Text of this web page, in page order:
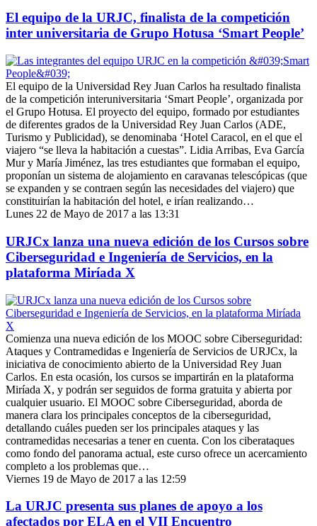
El equipo de la URJC, finalista de la competición
inter universitaria de Grupo Hotusa ‘Smart People’
El equipo de la Universidad Rey Juan Carlos ha resultado finalista
de la competición interuniversitaria ‘Smart People’, organizada por
el Grupo Hotusa. El proyecto del equipo, formado por estudiantes
de diferentes grados de la Universidad Rey Juan Carlos (ADE,
Turismo y Publicidad), se denominaba ‘Hotel Caracol, en el que el
viajero “se lleva la habitación a cuestas”. Lidia Arribas, Eva García
Mur y María Jiménez, las tres estudiantes que formaban el equipo,
proponían un sistema de alojamiento en caravanas telescópicas (que
se expanden y se contraen según las necesidades del viajero) que
constituirían la habitación del hotel, e irían realizando…
Lunes 22 de Mayo de 2017 a las 13:31
URJCx lanza una nueva edición de los Cursos sobre
Ciberseguridad e Ingeniería de Servicios, en la
plataforma Miríada X
Comienza una nueva edición de los MOOC sobre Ciberseguridad:
Ataques y Contramedidas e Ingeniería de Servicios de URJCx, la
iniciativa de conocimiento abierto de la Universidad Rey Juan
Carlos. En esta ocasión, los cursos se impartirán en la plataforma
Miríada X, y podrán ser seguidos de forma gratuita y abierta por
cualquier usuario. El MOOC sobre Ciberseguridad, aborda de
manera clara los principales conceptos de la ciberseguridad,
detallando cuáles pueden ser los principales ataques y las
contramedidas necesarias a tener en cuenta. Con los ciberataques
como fondo del panorama actual, este curso ofrece un acercamiento
completo a los problemas que…
Viernes 19 de Mayo de 2017 a las 12:59
La URJC presenta sus planes de apoyo a los
afectados por ELA en el VII Encuentro